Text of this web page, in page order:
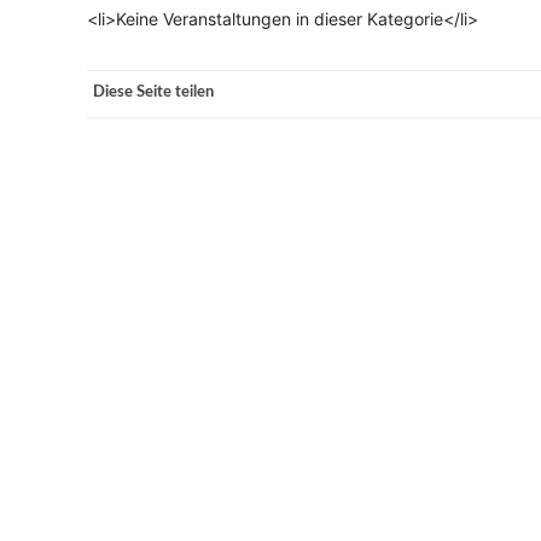
<li>Keine Veranstaltungen in dieser Kategorie</li>
Diese Seite teilen